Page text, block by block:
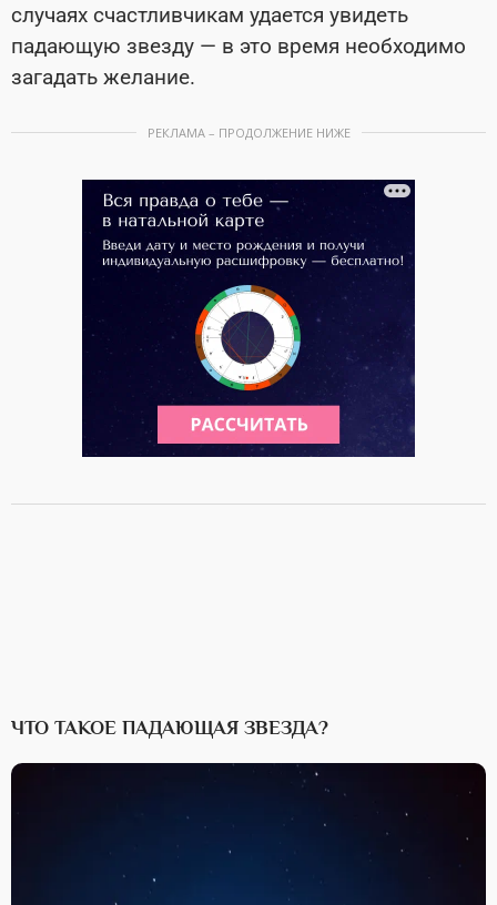
случаях счастливчикам удается увидеть
падающую звезду — в это время необходимо
загадать желание.
РЕКЛАМА – ПРОДОЛЖЕНИЕ НИЖЕ
ЧТО ТАКОЕ ПАДАЮЩАЯ ЗВЕЗДА?